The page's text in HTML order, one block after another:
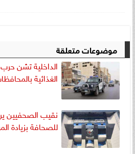
موضوعات متعلقة
الداخلية تشن
الغذائية
نقيب الصحفيين
للصحافة بزيادة